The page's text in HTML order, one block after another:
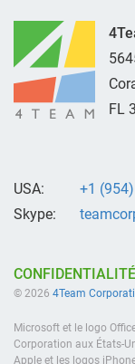
FL
USA:
Skype:
+1
© 2026 4Team
Microsoft et le logo
Corporation aux États-
Apple et les logos